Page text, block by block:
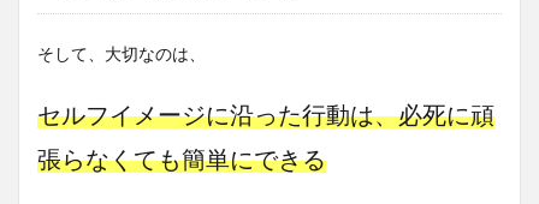
そして、大切なのは、
セルフイメージに沿った行動は、必死に頑
張らなくても簡単にできる